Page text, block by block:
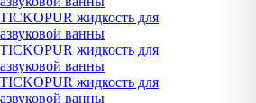
жидкость для
ванны
жидкость для
ванны
жидкость для
ванны